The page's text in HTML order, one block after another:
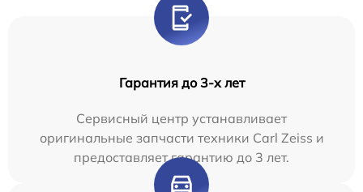
Гарантия до 3-х лет
Сервисный центр устанавливает
оригинальные запчасти техники Carl Zeiss и
предоставляет гарантию до 3 лет.